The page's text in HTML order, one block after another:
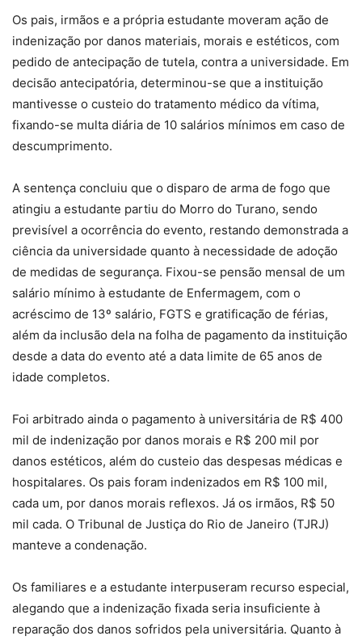
Os pais, irmãos e a própria estudante moveram ação de
indenização por danos materiais, morais e estéticos, com
pedido de antecipação de tutela, contra a universidade. Em
decisão antecipatória, determinou-se que a instituição
mantivesse o custeio do tratamento médico da vítima,
fixando-se multa diária de 10 salários mínimos em caso de
descumprimento.
A sentença concluiu que o disparo de arma de fogo que
atingiu a estudante partiu do Morro do Turano, sendo
previsível a ocorrência do evento, restando demonstrada a
ciência da universidade quanto à necessidade de adoção
de medidas de segurança. Fixou-se pensão mensal de um
salário mínimo à estudante de Enfermagem, com o
acréscimo de 13º salário, FGTS e gratificação de férias,
além da inclusão dela na folha de pagamento da instituição
desde a data do evento até a data limite de 65 anos de
idade completos.
Foi arbitrado ainda o pagamento à universitária de R$ 400
mil de indenização por danos morais e R$ 200 mil por
danos estéticos, além do custeio das despesas médicas e
hospitalares. Os pais foram indenizados em R$ 100 mil,
cada um, por danos morais reflexos. Já os irmãos, R$ 50
mil cada. O Tribunal de Justiça do Rio de Janeiro (TJRJ)
manteve a condenação.
Os familiares e a estudante interpuseram recurso especial,
alegando que a indenização fixada seria insuficiente à
reparação dos danos sofridos pela universitária. Quanto à